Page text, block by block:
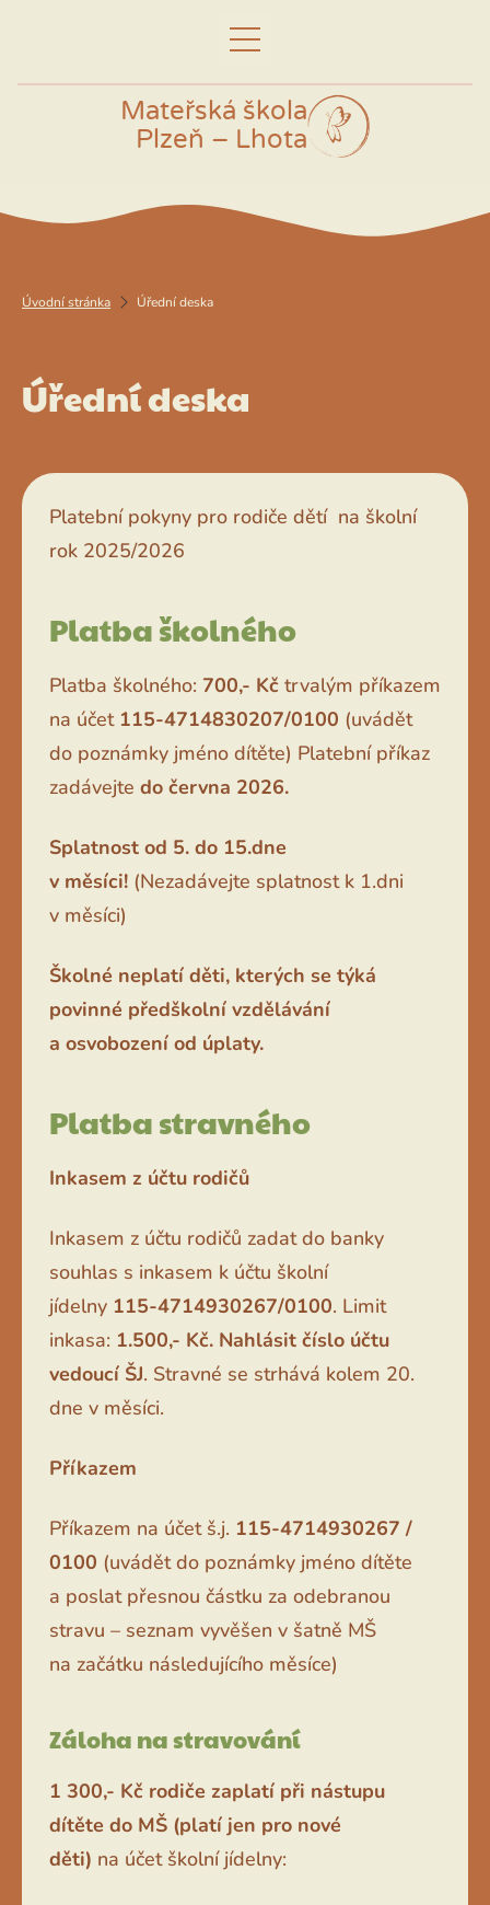
Mateřská škola
Plzeň – Lhota
Úvodní stránka Úřední deska
Úřední deska
Platební pokyny pro rodiče dětí na školní
rok 2025/2026
Platba školného
Platba školného: 700,- Kč trvalým příkazem
na účet 115-4714830207/0100 (uvádět
do poznámky jméno dítěte) Platební příkaz
zadávejte do června 2026.
Splatnost od 5. do 15.dne
v měsíci! (Nezadávejte splatnost k 1.dni
v měsíci)
Školné neplatí děti, kterých se týká
povinné předškolní vzdělávání
a osvobození od úplaty.
Platba stravného
Inkasem z účtu rodičů
Inkasem z účtu rodičů zadat do banky
souhlas s inkasem k účtu školní
jídelny 115-4714930267/0100. Limit
inkasa: 1.500,- Kč. Nahlásit číslo účtu
vedoucí ŠJ. Stravné se strhává kolem 20.
dne v měsíci.
Příkazem
Příkazem na účet š.j. 115-4714930267 /
0100 (uvádět do poznámky jméno dítěte
a poslat přesnou částku za odebranou
stravu – seznam vyvěšen v šatně MŠ
na začátku následujícího měsíce)
Záloha na stravování
1 300,- Kč rodiče zaplatí při nástupu
dítěte do MŠ (platí jen pro nové
děti) na účet školní jídelny: